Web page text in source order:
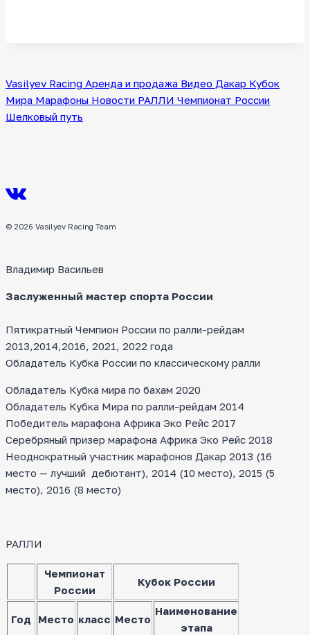
Vasilyev Racing Аренда и продажа Видео Дакар Кубок
Мира Марафоны Новости РАЛЛИ Чемпионат России
Шелковый путь
© 2026 Vasilyev Racing Team
Владимир Васильев
Заслуженный мастер спорта России
Пятикратный Чемпион России по ралли-рейдам
2013,2014,2016, 2021, 2022 года
Обладатель Кубка России по классическому ралли
Обладатель Кубка мира по бахам 2020
Обладатель Кубка Мира по ралли-рейдам 2014
Победитель марафона Африка Эко Рейс 2017
Серебряный призер марафона Африка Эко Рейс 2018
Неоднократный участник марафонов Дакар 2013 (16
место — лучший дебютант), 2014 (10 место), 2015 (5
место), 2016 (8 место)
РАЛЛИ
Чемпионат
России
Кубок России
Год Место класс Место
Наименование
этапа